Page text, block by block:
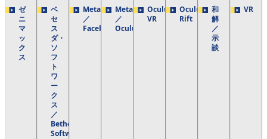
ゼ
ニ
マ
ッ
ク
ス
ベ
セ
ス
ダ・
ソ
フ
ト
ワ
ー
ク
ス
／
Bethesda
Softworks
Meta
／
Facebook
Meta
／
Oculus
Oculus
VR
Oculus
Rift
和
解
／
示
談
VR